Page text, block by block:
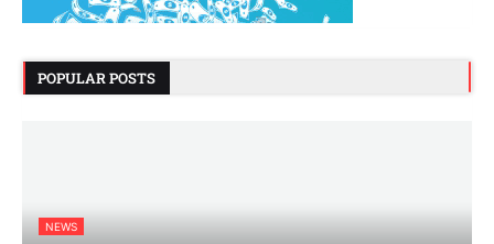
POPULAR POSTS
NEWS